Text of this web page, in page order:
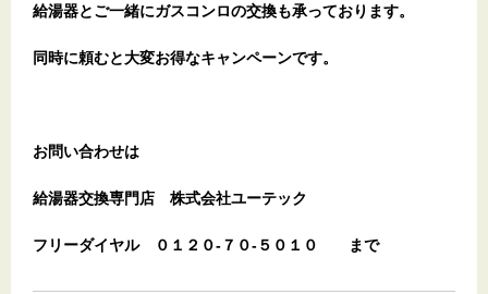
給湯器とご一緒にガスコンロの交換も承っております。
同時に頼むと大変お得なキャンペーンです。
お問い合わせは
給湯器交換専門店 株式会社ユーテック
フリーダイヤル ０１２０-７０-５０１０ まで